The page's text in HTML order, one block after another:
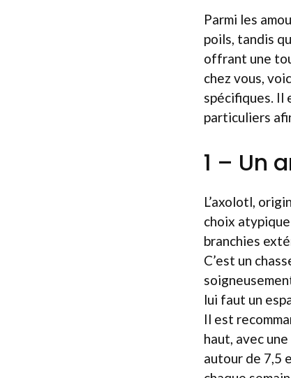
Parmi les
poils, tandis
offrant une
chez vous,
spécifiques. Il
particuliers
1 – Un
L’axolotl,
choix atypique
branchies
C’est un
lui faut un
Il est
haut, avec
autour de 7,5